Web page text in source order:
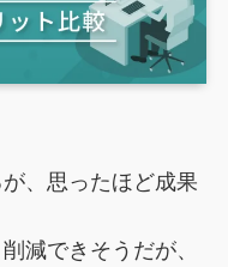
、思ったほど成果
減できそうだが、